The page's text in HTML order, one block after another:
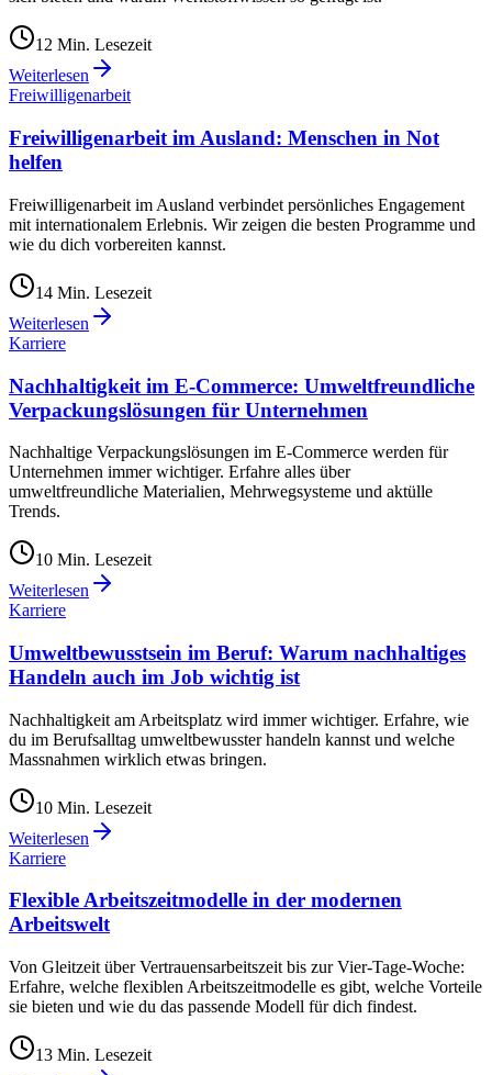
12 Min. Lesezeit
Weiterlesen
Freiwilligenarbeit
Freiwilligenarbeit im Ausland: Menschen in Not
helfen
Freiwilligenarbeit im Ausland verbindet persönliches Engagement
mit internationalem Erlebnis. Wir zeigen die besten Programme und
wie du dich vorbereiten kannst.
14 Min. Lesezeit
Weiterlesen
Karriere
Nachhaltigkeit im E-Commerce: Umweltfreundliche
Verpackungslösungen für Unternehmen
Nachhaltige Verpackungslösungen im E-Commerce werden für
Unternehmen immer wichtiger. Erfahre alles über
umweltfreundliche Materialien, Mehrwegsysteme und aktülle
Trends.
10 Min. Lesezeit
Weiterlesen
Karriere
Umweltbewusstsein im Beruf: Warum nachhaltiges
Handeln auch im Job wichtig ist
Nachhaltigkeit am Arbeitsplatz wird immer wichtiger. Erfahre, wie
du im Berufsalltag umweltbewusster handeln kannst und welche
Massnahmen wirklich etwas bringen.
10 Min. Lesezeit
Weiterlesen
Karriere
Flexible Arbeitszeitmodelle in der modernen
Arbeitswelt
Von Gleitzeit über Vertrauensarbeitszeit bis zur Vier-Tage-Woche:
Erfahre, welche flexiblen Arbeitszeitmodelle es gibt, welche Vorteile
sie bieten und wie du das passende Modell für dich findest.
13 Min. Lesezeit